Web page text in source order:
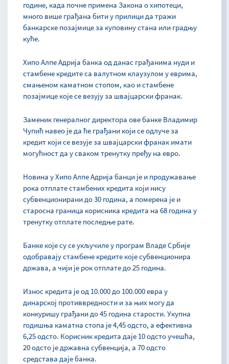
године, када почне примена Закона о хипотеци,
много више грађана бити у прилици да тражи
банкарске позајмице за куповину стана или градњу
куће.
Хипо Алпе Адрија банка од данас грађанима нуди и
стамбене кредите са валутном клаузулом у еврима,
смањеном каматном стопом, као и стамбене
позајмице које се везују за швајцарски франак.
Заменик генералног директора ове банке Владимир
Чупић навео је да ће грађани који се одлуче за
кредит који се везује за швајцарски франак имати
могућност да у сваком тренутку пређу на евро.
Новина у Хипо Алпе Адрија банци је и продужавање
рока отплате стамбених кредита који нису
субвенционирани до 30 година, а померена је и
старосна граница корисника кредита на 68 година у
тренутку отплате последње рате.
Банке које су се укључиле у програм Владе Србије
одобравају стамбене кредите које субвенционира
држава, а чији је рок отплате до 25 година.
Износ кредита је од 10.000 до 100.000 евра у
динарској противвредности и за њих могу да
конкуришу грађани до 45 година старости. Укупна
годишња каматна стопа је 4,45 одсто, а ефективна
6,25 одсто. Корисник кредита даје 10 одсто учешћа,
20 одсто је државна субвенција, а 70 одсто
средстава даје банка.